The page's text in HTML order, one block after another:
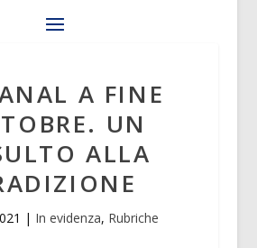
A FINE
UN
ALLA
| In evidenza, Rubriche